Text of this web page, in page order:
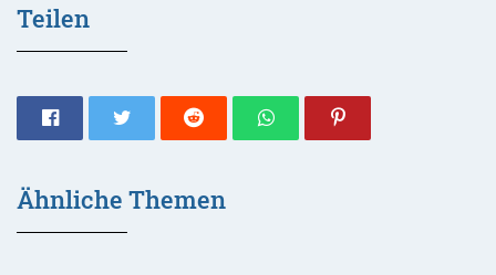
Teilen
Ähnliche Themen